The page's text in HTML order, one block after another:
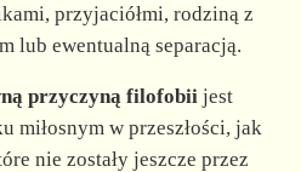
przyjaciółmi, rodziną z
lub ewentualną separacją.
przyczyną filofobiijest
miłosnym w przeszłości, jak
nie zostały jeszcze przez